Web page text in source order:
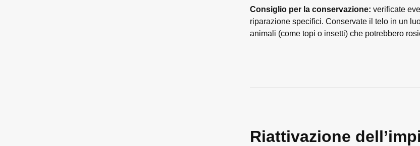
Consiglio per la conservazione: verificate
riparazione specifici. Conservate il telo in un
animali (come topi o insetti) che potrebbero
Riattivazione